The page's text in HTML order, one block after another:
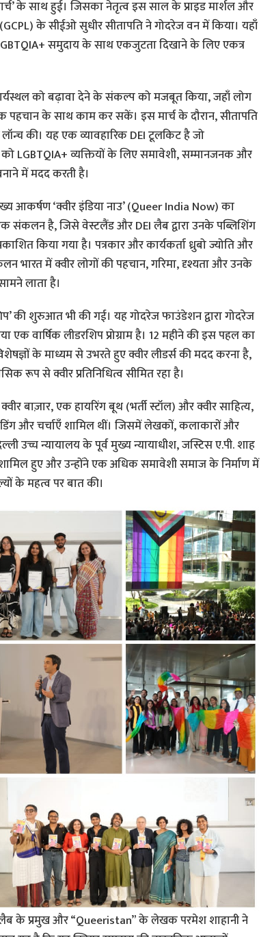
के साथ हुई। जिसका नेतृत्व इस साल के प्राइड मार्शल और
के सीईओ सुधीर सीतापति ने गोदरेज वन में किया। यहाँ
समुदाय के साथ एकजुटता दिखाने के लिए एकत्र
को बढ़ावा देने के संकल्प को मजबूत किया, जहाँ लोग
पहचान के साथ काम कर सकें। इस मार्च के दौरान, सीतापति
की। यह एक व्यावहारिक DEI टूलकिट है जो
LGBTQIA+ व्यक्तियों के लिए समावेशी, सम्मानजनक और
में मदद करती है।
‘क्वीर इंडिया नाउ’ (Queer India Now) का
संकलन है, जिसे वेस्टलैंड और DEI लैब द्वारा उनके पब्लिशिंग
किया गया है। पत्रकार और कार्यकर्ता ध्रुबो ज्योति और
भारत में क्वीर लोगों की पहचान, गरिमा, दृश्यता और उनके
लाता है।
की शुरुआत भी की गई। यह गोदरेज फाउंडेशन द्वारा गोदरेज
वार्षिक लीडरशिप प्रोग्राम है। 12 महीने की इस पहल का
के माध्यम से उभरते हुए क्वीर लीडर्स की मदद करना है,
रूप से क्वीर प्रतिनिधित्व सीमित रहा है।
बाज़ार, एक हायरिंग बूथ (भर्ती स्टॉल) और क्वीर साहित्य,
और चर्चाएँ शामिल थीं। जिसमें लेखकों, कलाकारों और
उच्च न्यायालय के पूर्व मुख्य न्यायाधीश, जस्टिस ए.पी. शाह
हुए और उन्होंने एक अधिक समावेशी समाज के निर्माण में
के महत्व पर बात की।
लैब के प्रमुख और “Queeristan” के लेखक परमेश शाहानी ने